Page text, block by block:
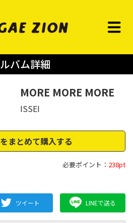
バム詳細
MORE MORE MORE
ISSEI
まとめて購入する
必要ポイント： 238pt
ツイート LINEで送る